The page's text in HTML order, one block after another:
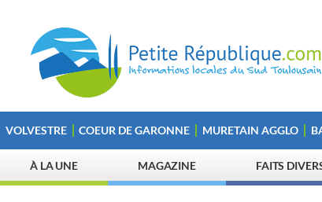
VOLVESTRE COEUR DE GARONNE MURETAIN AGGLO
À LA UNE MAGAZINE FAITS